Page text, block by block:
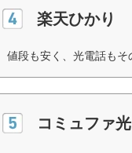
楽天ひかり
値段も安く、光電話もそ
コミュファ